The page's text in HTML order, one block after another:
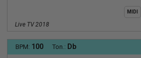
MIDI
Live TV 2018
BPM: 100 Ton.: Db